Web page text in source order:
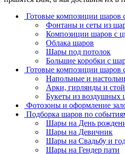
Готовые композиции шаров
Фонтаны и сеты из
Композиции шаров с
Облака шаров
Шары под потолок
Большие коробки с
Готовые композиции шаров
Напольные и
Арки, гирлянды и
Букеты из воздушных
Фотозоны и оформление
Подборка шаров по
Шары на День
Шары на Девичник
Шары на Свадьбу и
Шары на Гендер пати